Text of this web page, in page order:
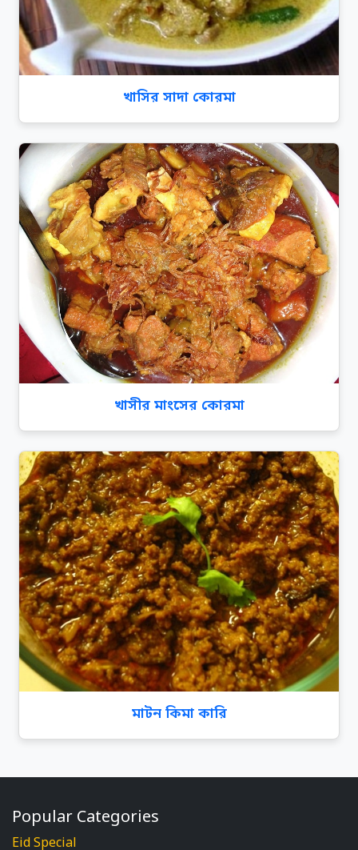
খাসির সাদা কোরমা
খাসীর মাংসের কোরমা
মাটন কিমা কারি
Popular Categories
Eid Special